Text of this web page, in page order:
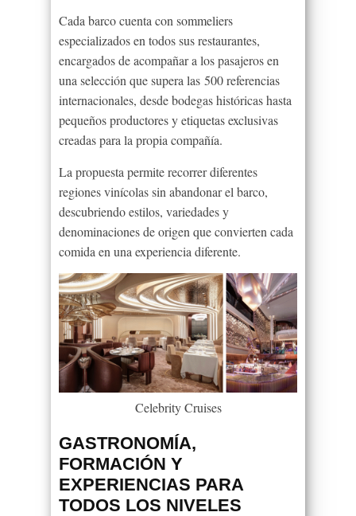
Cada barco cuenta con sommeliers
especializados en todos sus restaurantes,
encargados de acompañar a los pasajeros en
una selección que supera las 500 referencias
internacionales, desde bodegas históricas hasta
pequeños productores y etiquetas exclusivas
creadas para la propia compañía.
La propuesta permite recorrer diferentes
regiones vinícolas sin abandonar el barco,
descubriendo estilos, variedades y
denominaciones de origen que convierten cada
comida en una experiencia diferente.
Celebrity Cruises
GASTRONOMÍA,
FORMACIÓN Y
EXPERIENCIAS PARA
TODOS LOS NIVELES